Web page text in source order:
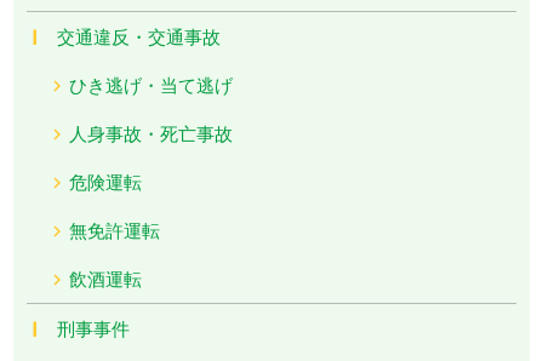
交通違反・交通事故
ひき逃げ・当て逃げ
人身事故・死亡事故
危険運転
無免許運転
飲酒運転
刑事事件